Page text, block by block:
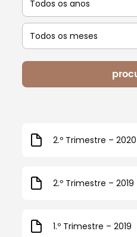
pesquisar
o
ano
Escolha
o
mês
2.º Trimestre – 2020
2.º Trimestre – 2019
1.º Trimestre – 2019